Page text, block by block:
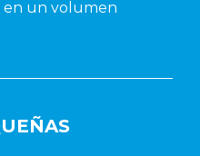
en un volumen